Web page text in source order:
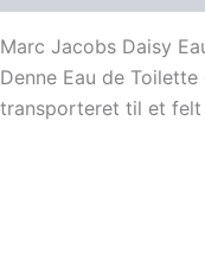
Marc Jacobs Daisy
Denne Eau de
transporteret til et felt